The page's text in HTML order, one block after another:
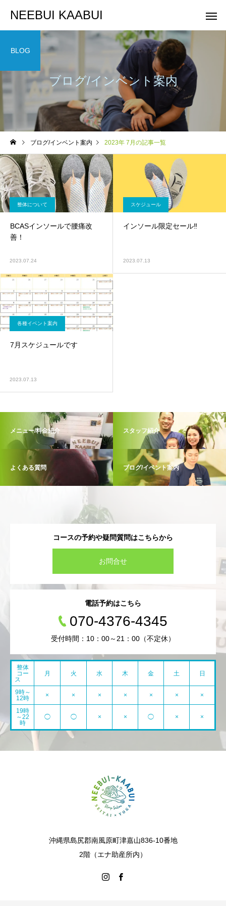
NEEBUI KAABUI
整体コース
スケジュール
10月スケジュールです
スケジュール
9月スケジュールです
ブログ/インベント案内
BLOG
ブログ/インベント案内 2023年 7月の記事一覧
整体について
BCASインソールで腰痛改
善！
2023.07.24
スケジュール
インソール限定セール‼️
2023.07.13
各種イベント案内
7月スケジュールです
2023.07.13
メニュー/料金紹介 スタッフ紹介
よくある質問 ブログ/イベント案内
コースの予約や疑問質問はこちらから
お問合せ
電話予約はこちら
070-4376-4345
受付時間：10：00～21：00（不定休）
整体
コー
ス
月 火 水 木 金 土 日
9時～
12時
× × × × × × ×
19時
～22
時
◯ ◯ × × ◯ × ×
沖縄県島尻郡南風原町津嘉山836-10番地
2階（エナ助産所内）